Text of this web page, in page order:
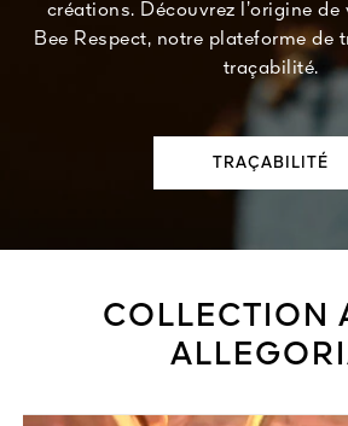
créations. Découvrez l’origine
Bee Respect, notre plateforme de
traçabilité.
TRAÇABILITÉ
COLLECTION